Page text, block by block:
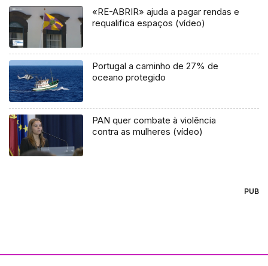
«RE-ABRIR» ajuda a pagar rendas e
requalifica espaços (vídeo)
Portugal a caminho de 27% de
oceano protegido
PAN quer combate à violência
contra as mulheres (vídeo)
PUB